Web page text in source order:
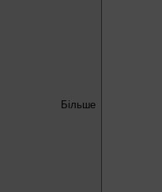
Більше